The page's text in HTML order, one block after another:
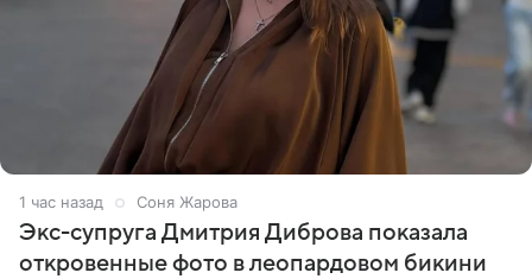
1 час назад Соня Жарова
Экс-супруга Дмитрия Диброва показала
откровенные фото в леопардовом бикини